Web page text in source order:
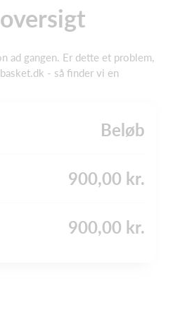
ad gangen. Er dette et problem,
- så finder vi en
Beløb
900,00 kr.
900,00 kr.